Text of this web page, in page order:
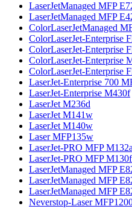
LaserJetManaged MFP
LaserJetManaged MFP
ColorLaserJetManaged
ColorLaserJet-Enterprise
ColorLaserJet-Enterprise
ColorLaserJet-Enterprise
ColorLaserJet-Enterprise
LaserJet-Enterprise 700
LaserJet-Enterprise M430f
LaserJet M236d
LaserJet M141w
LaserJet M140w
Laser MFP135w
LaserJet-PRO MFP M132a
LaserJet-PRO MFP
LaserJetManaged MFP
LaserJetManaged MFP
LaserJetManaged MFP
Neverstop-Laser